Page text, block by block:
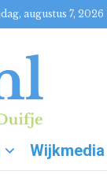
augustus 7, 2026
Wijkmedia